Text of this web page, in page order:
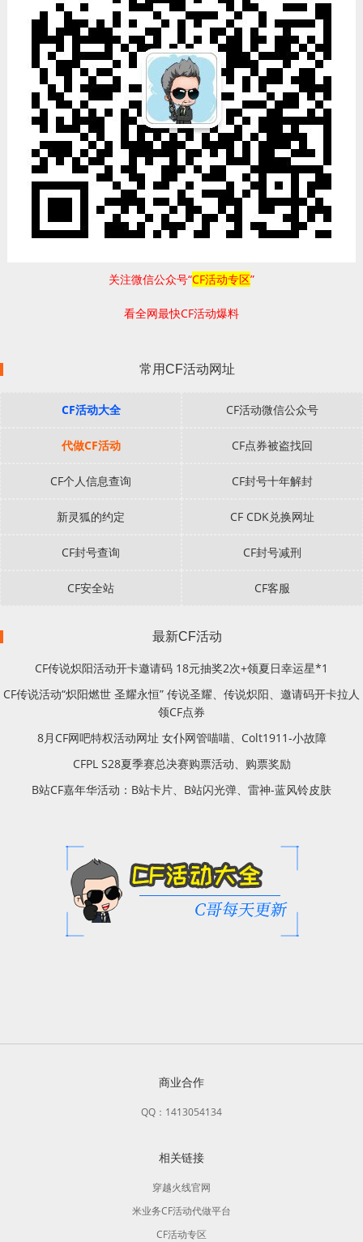
关注微信公众号“CF活动专区”
看全网最快CF活动爆料
常用CF活动网址
CF活动大全 CF活动微信公众号
代做CF活动 CF点券被盗找回
CF个人信息查询 CF封号十年解封
新灵狐的约定 CF CDK兑换网址
CF封号查询 CF封号减刑
CF安全站 CF客服
最新CF活动
CF传说炽阳活动开卡邀请码 18元抽奖2次+领夏日幸运星*1
CF传说活动“炽阳燃世 圣耀永恒” 传说圣耀、传说炽阳、邀请码开卡拉人
领CF点券
8月CF网吧特权活动网址 女仆网管喵喵、Colt1911-小故障
CFPL S28夏季赛总决赛购票活动、购票奖励
B站CF嘉年华活动：B站卡片、B站闪光弹、雷神-蓝风铃皮肤
商业合作
QQ：1413054134
相关链接
穿越火线官网
米业务CF活动代做平台
CF活动专区